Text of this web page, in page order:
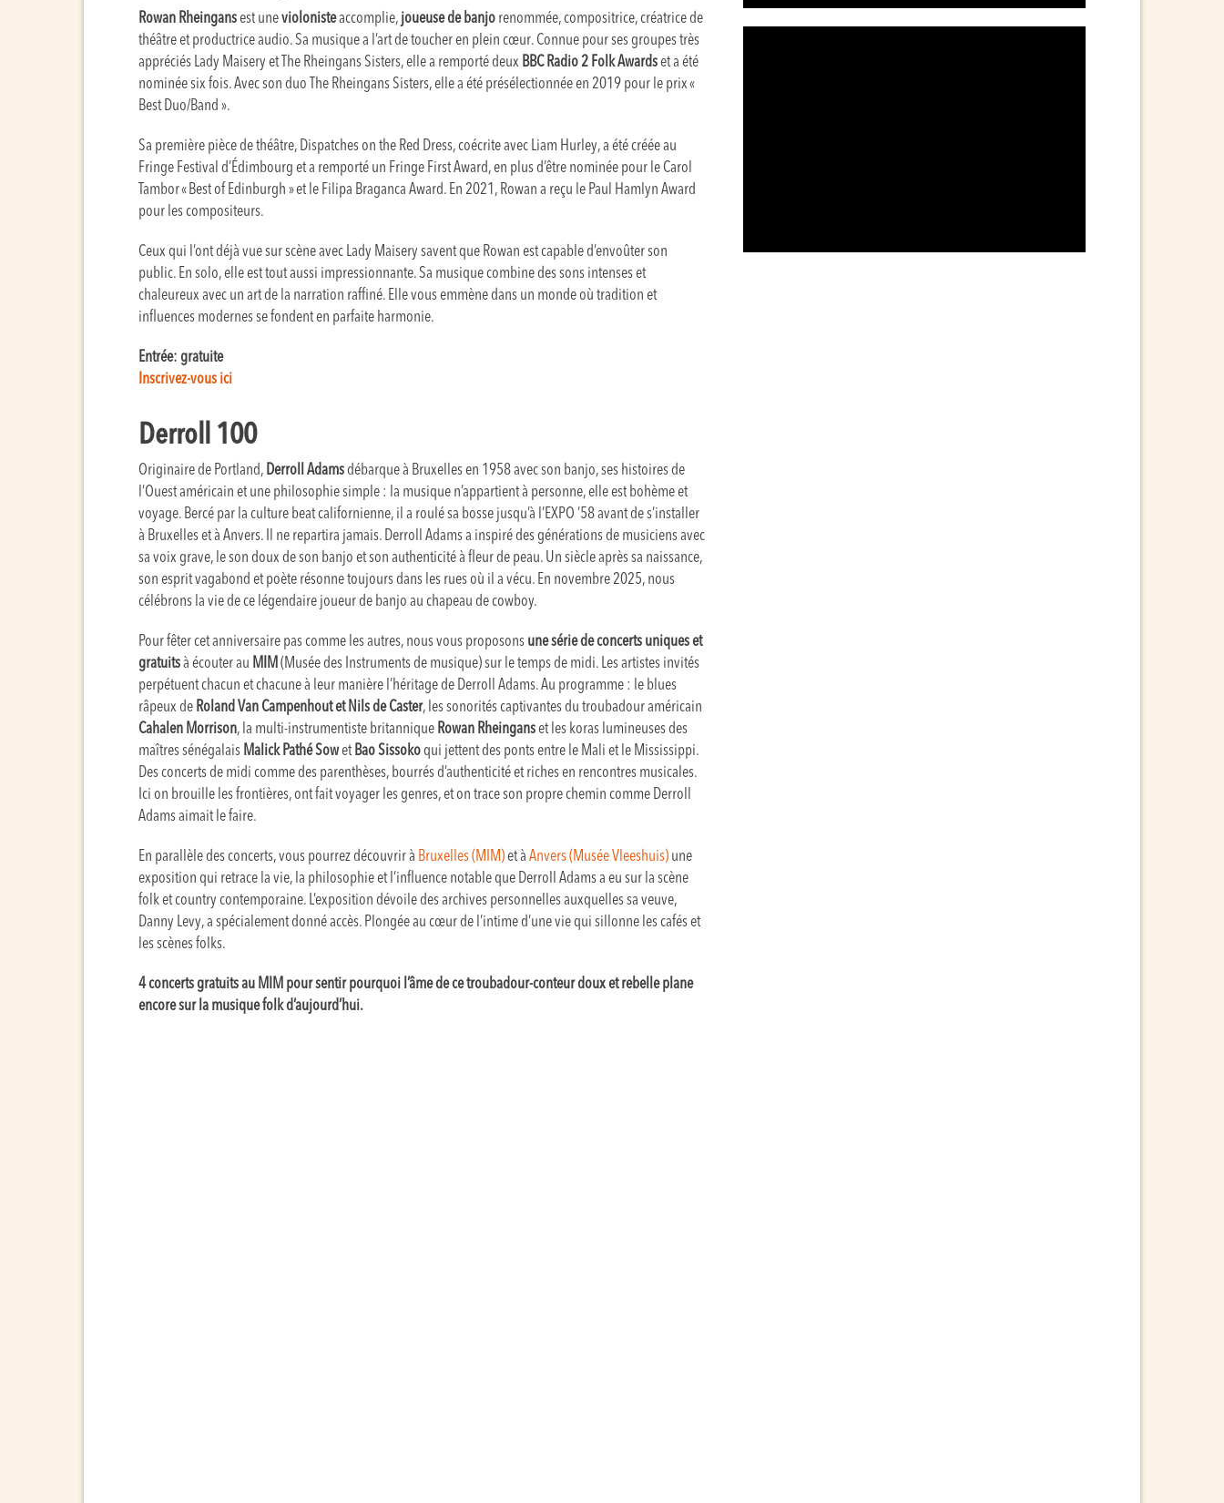
Rowan Rheingansest uneviolonisteaccomplie, joueuse de banjo renommée, compositrice, créatrice de
théâtre et productrice audio. Sa musique a l’art de toucher en plein cœur. Connue pour ses groupes très
appréciés Lady Maisery et The Rheingans Sisters, elle a remporté deux BBC Radio 2 Folk Awardset a été
nominée six fois. Avec son duo The Rheingans Sisters, elle a été présélectionnée en 2019 pour le prix «
Best Duo/Band ».
Sa première pièce de théâtre, Dispatches on the Red Dress, coécrite avec Liam Hurley, a été créée au
Fringe Festival d’Édimbourg et a remporté un Fringe First Award, en plus d’être nominée pour le Carol
Tambor « Best of Edinburgh » et le Filipa Braganca Award. En 2021, Rowan a reçu le Paul Hamlyn Award
pour les compositeurs.
Ceux qui l’ont déjà vue sur scène avec Lady Maisery savent que Rowan est capable d’envoûter son
public. En solo, elle est tout aussi impressionnante. Sa musique combine des sons intenses et
chaleureux avec un art de la narration raffiné. Elle vous emmène dans un monde où tradition et
influences modernes se fondent en parfaite harmonie.
Entrée: gratuite
Inscrivez-vous ici
Derroll 100
Originaire de Portland, Derroll Adamsdébarque à Bruxelles en 1958 avec son banjo, ses histoires de
l’Ouest américain et une philosophie simple : la musique n’appartient à personne, elle est bohème et
voyage. Bercé par la culture beat californienne, il a roulé sa bosse jusqu’à l’EXPO ’58 avant de s’installer
à Bruxelles et à Anvers. Il ne repartira jamais. Derroll Adams a inspiré des générations de musiciens avec
sa voix grave, le son doux de son banjo et son authenticité à fleur de peau. Un siècle après sa naissance,
son esprit vagabond et poète résonne toujours dans les rues où il a vécu. En novembre 2025, nous
célébrons la vie de ce légendaire joueur de banjo au chapeau de cowboy.
Pour fêter cet anniversaire pas comme les autres, nous vous proposons une série de concerts uniqueset
gratuitsà écouter au MIM (Musée des Instruments de musique) sur le temps de midi. Les artistes invités
perpétuent chacun et chacune à leur manière l’héritage de Derroll Adams. Au programme : le blues
râpeux de Roland Van Campenhout et Nils de Caster, les sonorités captivantes du troubadour américain
Cahalen Morrison, la multi-instrumentiste britannique Rowan Rheinganset les koras lumineuses des
maîtres sénégalais Malick Pathé Sowet Bao Sissokoqui jettent des ponts entre le Mali et le Mississippi.
Des concerts de midi comme des parenthèses, bourrés d’authenticité et riches en rencontres musicales.
Ici on brouille les frontières, ont fait voyager les genres, et on trace son propre chemin comme Derroll
Adams aimait le faire.
En parallèle des concerts, vous pourrez découvrir à Bruxelles (MIM)et à Anvers (Musée Vleeshuis) une
exposition qui retrace la vie, la philosophie et l’influence notable que Derroll Adams a eu sur la scène
folk et country contemporaine. L’exposition dévoile des archives personnelles auxquelles sa veuve,
Danny Levy, a spécialement donné accès. Plongée au cœur de l’intime d’une vie qui sillonne les cafés et
les scènes folks.
4 concerts gratuits au MIM pour sentir pourquoi l’âme de ce troubadour-conteur doux et rebelle plane
encore sur la musique folk d’aujourd’hui.